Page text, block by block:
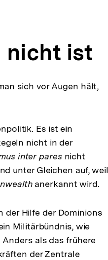
nicht ist
sich vor Augen hält,
Es ist ein
nicht in der
inter paresnicht
unter Gleichen auf, weil
anerkannt wird.
der Hilfe der Dominions
Militärbündnis, wie
als das frühere
der Zentrale